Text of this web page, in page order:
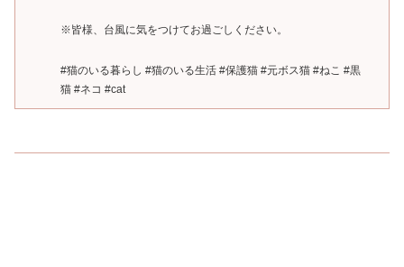
※皆様、台風に気をつけてお過ごしください。
#猫のいる暮らし #猫のいる生活 #保護猫 #元ボス猫 #ねこ #黒
猫 #ネコ #cat